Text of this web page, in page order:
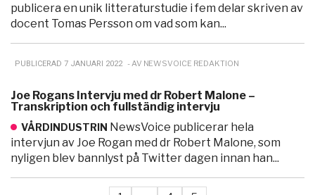
publicera en unik litteraturstudie i fem delar skriven av
docent Tomas Persson om vad som kan...
PUBLICERAD 7 JANUARI 2022 - AV NEWSVOICE REDAKTION
Joe Rogans Intervju med dr Robert Malone –
Transkription och fullständig intervju
VÅRDINDUSTRIN NewsVoice publicerar hela
intervjun av Joe Rogan med dr Robert Malone, som
nyligen blev bannlyst på Twitter dagen innan han...